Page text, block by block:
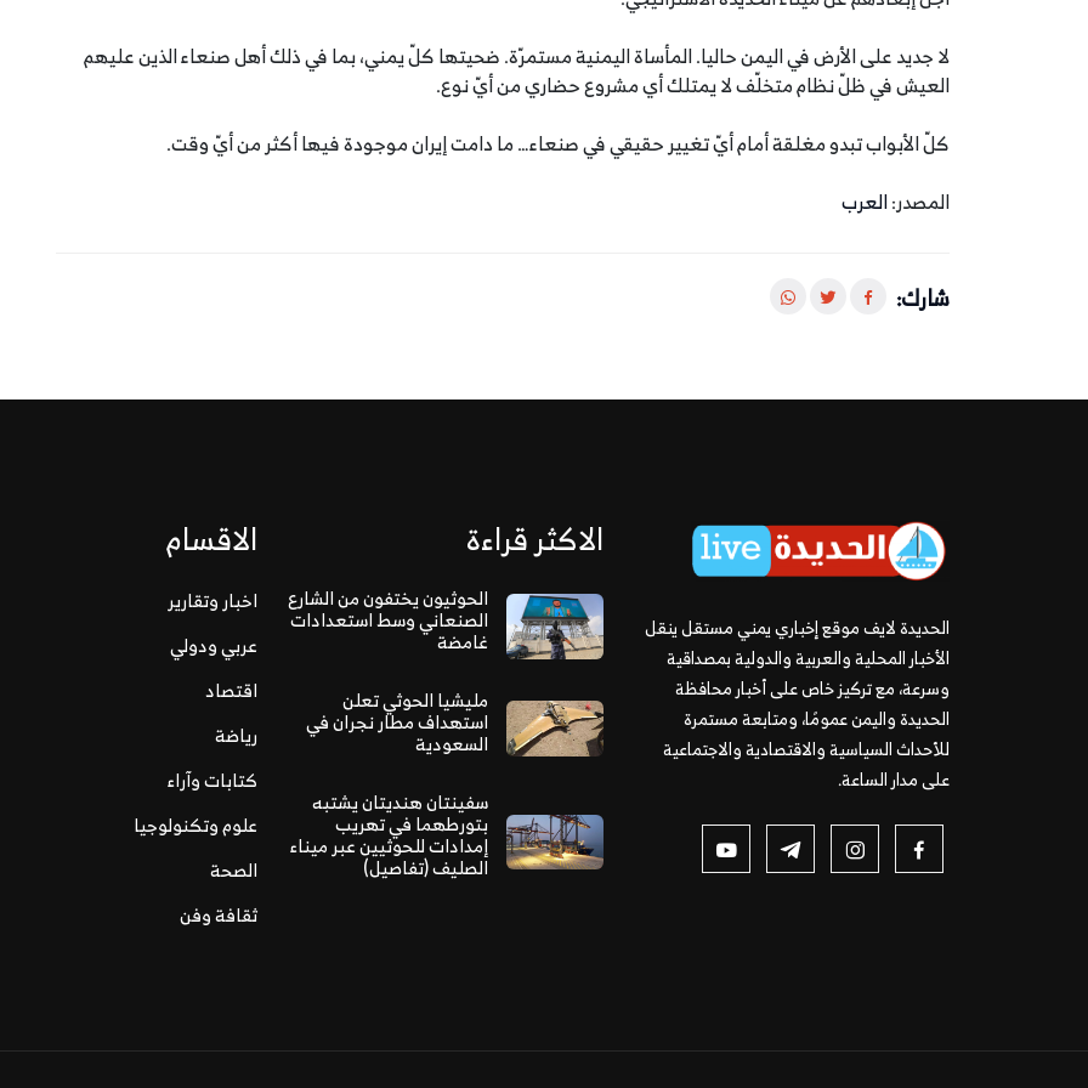
لا جديد على الأرض في اليمن حاليا. المأساة اليمنية مستمرّة. ضحيتها كلّ يمني، بما في ذلك أهل صنعاء الذين عليهم
العيش في ظلّ نظام متخلّف لا يمتلك أي مشروع حضاري من أيّ نوع.
كلّ الأبواب تبدو مغلقة أمام أيّ تغيير حقيقي في صنعاء… ما دامت إيران موجودة فيها أكثر من أيّ وقت.
المصدر:العرب
شارك:
الحديدة لايف موقع إخباري يمني مستقل ينقل
الأخبار المحلية والعربية والدولية بمصداقية
وسرعة، مع تركيز خاص على أخبار محافظة
الحديدة واليمن عمومًا، ومتابعة مستمرة
للأحداث السياسية والاقتصادية والاجتماعية
على مدار الساعة.
الاكثر قراءة
الحوثيون يختفون من الشارع
الصنعاني وسط استعدادات
غامضة
مليشيا الحوثي تعلن
استهداف مطار نجران في
السعودية
سفينتان هنديتان يشتبه
بتورطهما في تهريب
إمدادات للحوثيين عبر ميناء
الصليف (تفاصيل)
الاقسام
اخبار وتقارير
عربي ودولي
اقتصاد
رياضة
كتابات وآراء
علوم وتكنولوجيا
الصحة
ثقافة وفن